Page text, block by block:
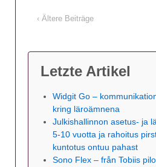
‹ Ältere Beiträge
Letzte Artikel
Widgit Go –
kring läroämnena
Julkishallinnon asetus- ja
5-10 vuotta ja rahoitus
kuntotus ontuu pahast
Sono Flex – från Tobiis